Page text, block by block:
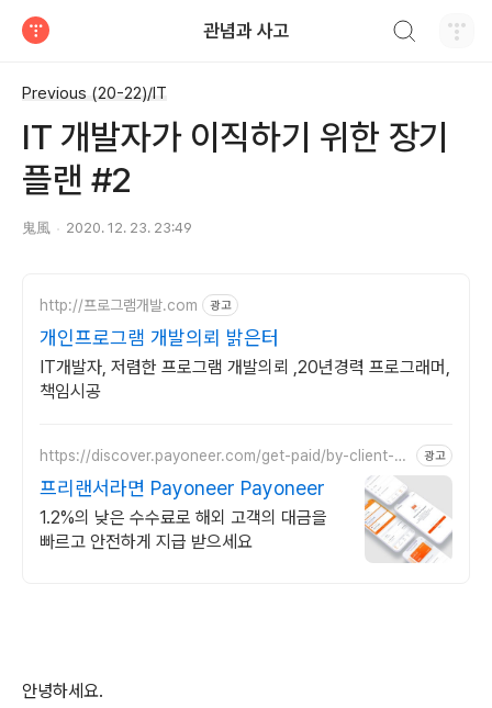
관념과 사고
Previous (20-22)/IT
IT 개발자가 이직하기 위한 장기
플랜 #2
鬼風 2020. 12. 23. 23:49
http://프로그램개발.com 광고
개인프로그램 개발의뢰 밝은터
IT개발자, 저렴한 프로그램 개발의뢰 ,20년경력 프로그래머,
책임시공
https://discover.payoneer.com/get-paid/by-client-an
광고
프리랜서라면 Payoneer Payoneer
1.2%의 낮은 수수료로 해외 고객의 대금을
빠르고 안전하게 지급 받으세요
안녕하세요.